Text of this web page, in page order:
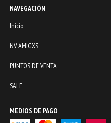
NAVEGACIÓN
Inicio
NV AMIGXS
PUNTOS DE VENTA
SALE
MEDIOS DE PAGO